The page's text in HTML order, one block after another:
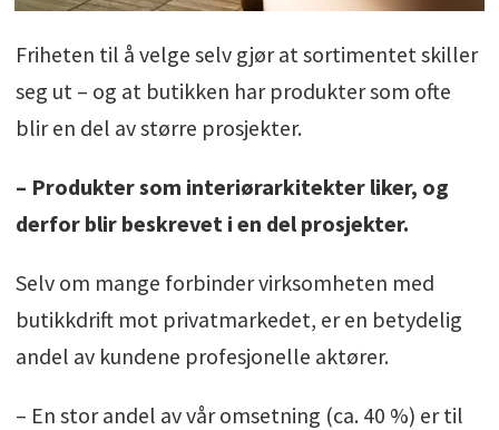
Friheten til å velge selv gjør at sortimentet skiller
seg ut – og at butikken har produkter som ofte
blir en del av større prosjekter.
– Produkter som interiørarkitekter liker, og
derfor blir beskrevet i en del prosjekter.
Selv om mange forbinder virksomheten med
butikkdrift mot privatmarkedet, er en betydelig
andel av kundene profesjonelle aktører.
– En stor andel av vår omsetning (ca. 40 %) er til